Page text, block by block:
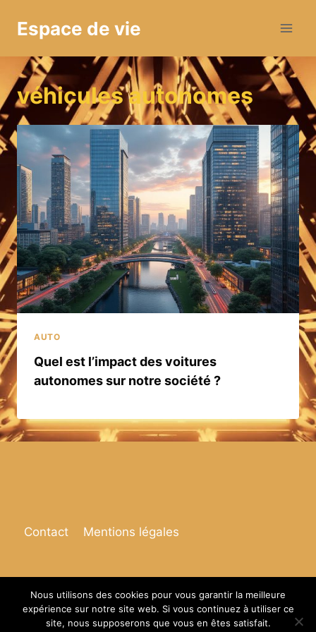
Espace de vie
véhicules autonomes
AUTO
Quel est l’impact des voitures
autonomes sur notre société ?
Contact Mentions légales
© 2026 Espace de vie
Nous utilisons des cookies pour vous garantir la meilleure
expérience sur notre site web. Si vous continuez à utiliser ce
site, nous supposerons que vous en êtes satisfait.